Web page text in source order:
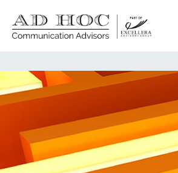
Chi siamo
Cosa facciamo
News